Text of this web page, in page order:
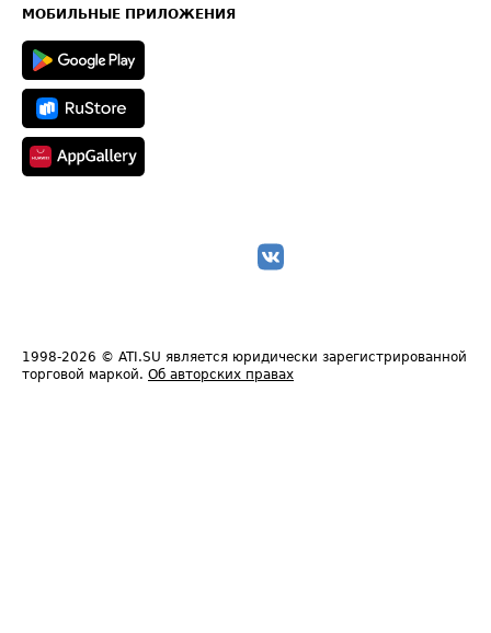
Техническая информация
МОБИЛЬНЫЕ ПРИЛОЖЕНИЯ
1998-2026 © ATI.SU является юридически зарегистрированной
торговой маркой. Об авторских правах